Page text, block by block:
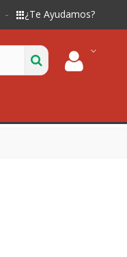
¿Te Ayudamos?